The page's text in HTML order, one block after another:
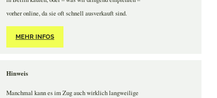
vorher online, da sie oft schnell ausverkauft sind.
MEHR INFOS
Hinweis
Manchmal kann es im Zug auch wirklich langweilige